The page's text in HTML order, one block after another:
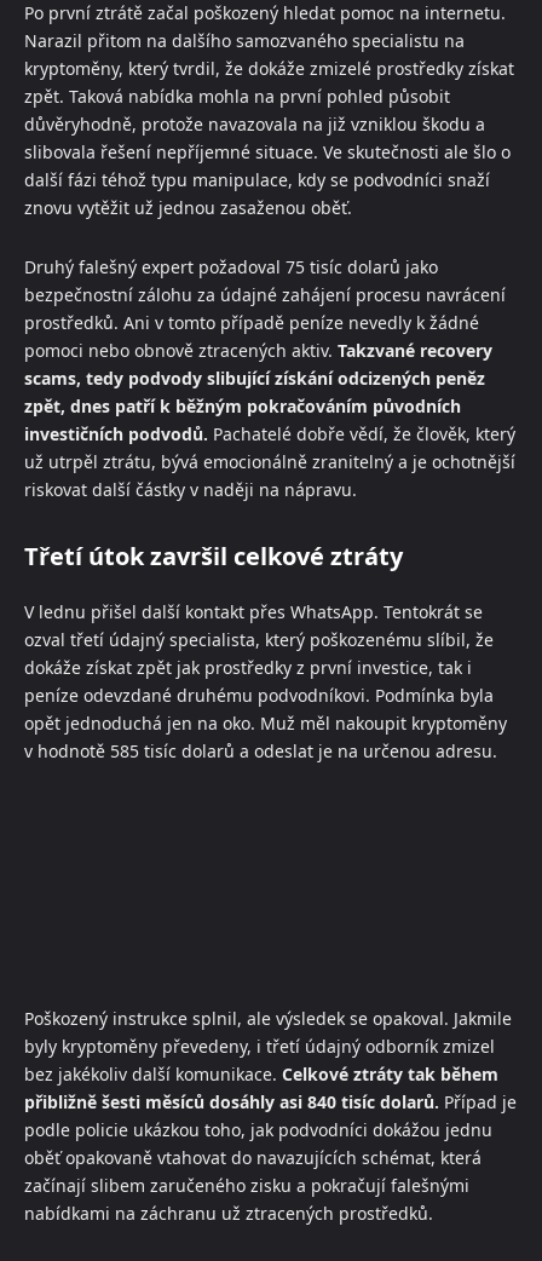
Po první ztrátě začal poškozený hledat pomoc na internetu.
Narazil přitom na dalšího samozvaného specialistu na
kryptoměny, který tvrdil, že dokáže zmizelé prostředky získat
zpět. Taková nabídka mohla na první pohled působit
důvěryhodně, protože navazovala na již vzniklou škodu a
slibovala řešení nepříjemné situace. Ve skutečnosti ale šlo o
další fázi téhož typu manipulace, kdy se podvodníci snaží
znovu vytěžit už jednou zasaženou oběť.
Druhý falešný expert požadoval 75 tisíc dolarů jako
bezpečnostní zálohu za údajné zahájení procesu navrácení
prostředků. Ani v tomto případě peníze nevedly k žádné
pomoci nebo obnově ztracených aktiv. Takzvané recovery
scams, tedy podvody slibující získání odcizených peněz
zpět, dnes patří k běžným pokračováním původních
investičních podvodů. Pachatelé dobře vědí, že člověk, který
už utrpěl ztrátu, bývá emocionálně zranitelný a je ochotnější
riskovat další částky v naději na nápravu.
Třetí útok završil celkové ztráty
V lednu přišel další kontakt přes WhatsApp. Tentokrát se
ozval třetí údajný specialista, který poškozenému slíbil, že
dokáže získat zpět jak prostředky z první investice, tak i
peníze odevzdané druhému podvodníkovi. Podmínka byla
opět jednoduchá jen na oko. Muž měl nakoupit kryptoměny
v hodnotě 585 tisíc dolarů a odeslat je na určenou adresu.
Poškozený instrukce splnil, ale výsledek se opakoval. Jakmile
byly kryptoměny převedeny, i třetí údajný odborník zmizel
bez jakékoliv další komunikace. Celkové ztráty tak během
přibližně šesti měsíců dosáhly asi 840 tisíc dolarů. Případ je
podle policie ukázkou toho, jak podvodníci dokážou jednu
oběť opakovaně vtahovat do navazujících schémat, která
začínají slibem zaručeného zisku a pokračují falešnými
nabídkami na záchranu už ztracených prostředků.